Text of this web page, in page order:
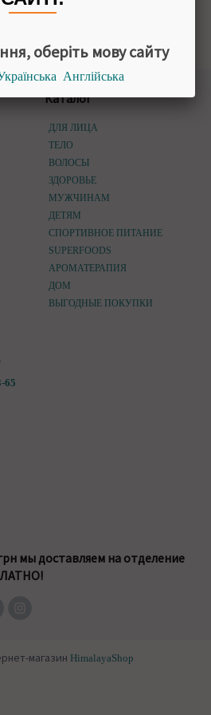
косметики для
tips в интернет-магазине Himalaya
Каталог
ДЛЯ ЛИЦА
ТЕЛО
ВОЛОСЫ
ЗДОРОВЬЕ
МУЖЧИНАМ
ДЕТЯМ
СПОРТИВНОЕ ПИТАНИЕ
SUPERFOODS
АРОМАТЕРАПИЯ
ДОМ
ВЫГОДНЫЕ ПОКУПКИ
65
мы доставляем на отделение
магазин HimalayaShop
оберіть мову сайту
Англійська